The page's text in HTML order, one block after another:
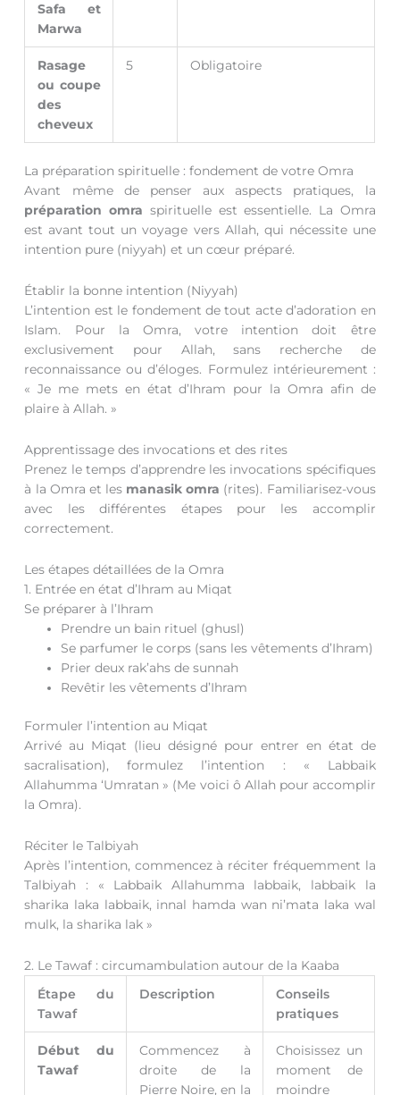
Safa et
Marwa
Rasage
ou coupe
des
cheveux
5 Obligatoire
La préparation spirituelle : fondement de votre Omra
Avant même de penser aux aspects pratiques, la
préparation omra spirituelle est essentielle. La Omra
est avant tout un voyage vers Allah, qui nécessite une
intention pure (niyyah) et un cœur préparé.
Établir la bonne intention (Niyyah)
L’intention est le fondement de tout acte d’adoration en
Islam. Pour la Omra, votre intention doit être
exclusivement pour Allah, sans recherche de
reconnaissance ou d’éloges. Formulez intérieurement :
« Je me mets en état d’Ihram pour la Omra afin de
plaire à Allah. »
Apprentissage des invocations et des rites
Prenez le temps d’apprendre les invocations spécifiques
à la Omra et les manasik omra (rites). Familiarisez-vous
avec les différentes étapes pour les accomplir
correctement.
Les étapes détaillées de la Omra
1. Entrée en état d’Ihram au Miqat
Se préparer à l’Ihram
Prendre un bain rituel (ghusl)
Se parfumer le corps (sans les vêtements d’Ihram)
Prier deux rak’ahs de sunnah
Revêtir les vêtements d’Ihram
Formuler l’intention au Miqat
Arrivé au Miqat (lieu désigné pour entrer en état de
sacralisation), formulez l’intention : « Labbaik
Allahumma ‘Umratan » (Me voici ô Allah pour accomplir
la Omra).
Réciter le Talbiyah
Après l’intention, commencez à réciter fréquemment la
Talbiyah : « Labbaik Allahumma labbaik, labbaik la
sharika laka labbaik, innal hamda wan ni’mata laka wal
mulk, la sharika lak »
2. Le Tawaf : circumambulation autour de la Kaaba
Étape du
Tawaf
Description
Conseils
pratiques
Début du
Tawaf
Commencez à
droite de la
Pierre Noire, en la
Choisissez un
moment de
moindre